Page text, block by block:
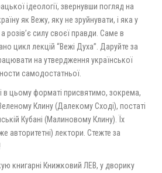
ідеології, звернувши погляд на
як Вежу, яку не зруйнувати, і яка у
розів’є силу своєї правди. Саме в
цикл лекцій “Вежі Духа”. Даруйте за
на утвердження української
самодостатньої.
в цьому форматі присвятимо, зокрема,
Клину (Далекому Сході), постаті
Кубані (Малиновому Клину). Їх
авторитетні) лектори. Стежте за
книгарні Книжковий ЛЕВ, у дворику